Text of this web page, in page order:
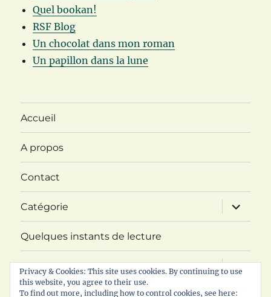
Quel bookan!
RSF Blog
Un chocolat dans mon roman
Un papillon dans la lune
Accueil
A propos
Contact
Catégorie
ouvrir
le
sous-
Quelques instants de lecture
Challenge ABC Imaginaire
ouvrir
le
menu
ouvrir
Privacy & Cookies: This site uses cookies. By continuing to use
this website, you agree to their use.
To find out more, including how to control cookies, see here: